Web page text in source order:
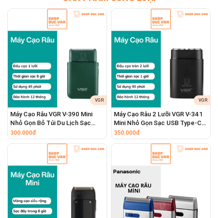
VGR
Máy Cạo Râu VGR V-390 Mini
Nhỏ Gọn Bỏ Túi Du Lịch Sạc
USB Type-C Dành Cho Nam Và
Nữ
300.000đ
VGR
Máy Cạo Râu 2 Lưỡi VGR V-341
Mini Nhỏ Gọn Sạc USB Type-C
Dành Cho Nam Và Nữ Thuận
Tiện Mang Theo Du Lịch [ Shop
350.000đ